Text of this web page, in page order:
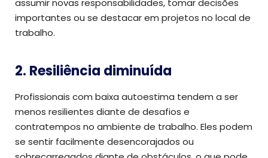
assumir novas responsabilidades, tomar decisões
importantes ou se destacar em projetos no local de
trabalho.
2. Resiliência diminuída
Profissionais com baixa autoestima tendem a ser
menos resilientes diante de desafios e
contratempos no ambiente de trabalho. Eles podem
se sentir facilmente desencorajados ou